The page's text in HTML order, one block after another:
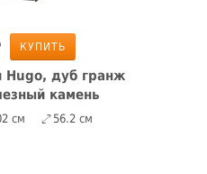
КУПИТЬ
дуб гранж
камень
см 56.2 см